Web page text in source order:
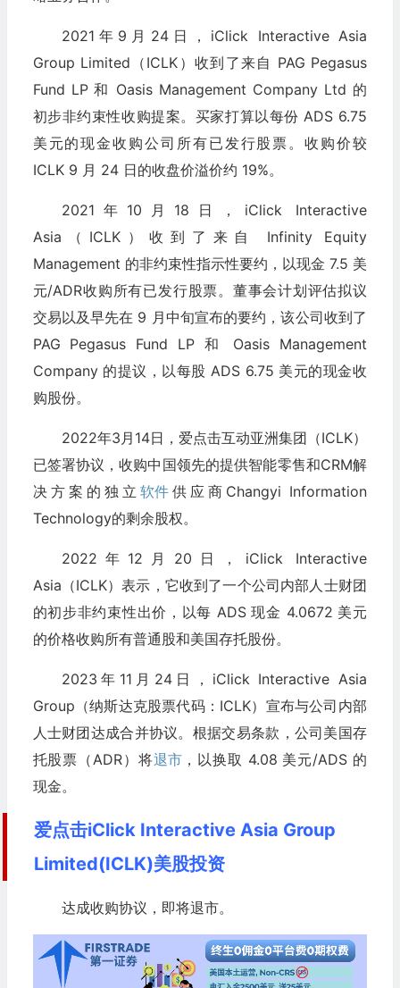
2021年9月24日，iClick Interactive Asia
Group Limited（ICLK）收到了来自 PAG Pegasus
Fund LP 和 Oasis Management Company Ltd 的
初步非约束性收购提案。买家打算以每份 ADS 6.75
美元的现金收购公司所有已发行股票。收购价较
ICLK 9 月 24 日的收盘价溢价约 19%。
2021年10月18日，iClick Interactive
Asia（ICLK）收到了来自 Infinity Equity
Management 的非约束性指示性要约，以现金 7.5 美
元/ADR收购所有已发行股票。董事会计划评估拟议
交易以及早先在 9 月中旬宣布的要约，该公司收到了
PAG Pegasus Fund LP 和 Oasis Management
Company 的提议，以每股 ADS 6.75 美元的现金收
购股份。
2022年3月14日，爱点击互动亚洲集团（ICLK）
已签署协议，收购中国领先的提供智能零售和CRM解
决方案的独立 软件供应商Changyi Information
Technology的剩余股权。
2022年12月20日，iClick Interactive
Asia（ICLK）表示，它收到了一个公司内部人士财团
的初步非约束性出价，以每 ADS 现金 4.0672 美元
的价格收购所有普通股和美国存托股份。
2023年11月24日，iClick Interactive Asia
Group（纳斯达克股票代码：ICLK）宣布与公司内部
人士财团达成合并协议。根据交易条款，公司美国存
托股票（ADR）将退市，以换取 4.08 美元/ADS 的
现金。
爱点击iClick Interactive Asia Group
Limited(ICLK)美股投资
达成收购协议，即将退市。